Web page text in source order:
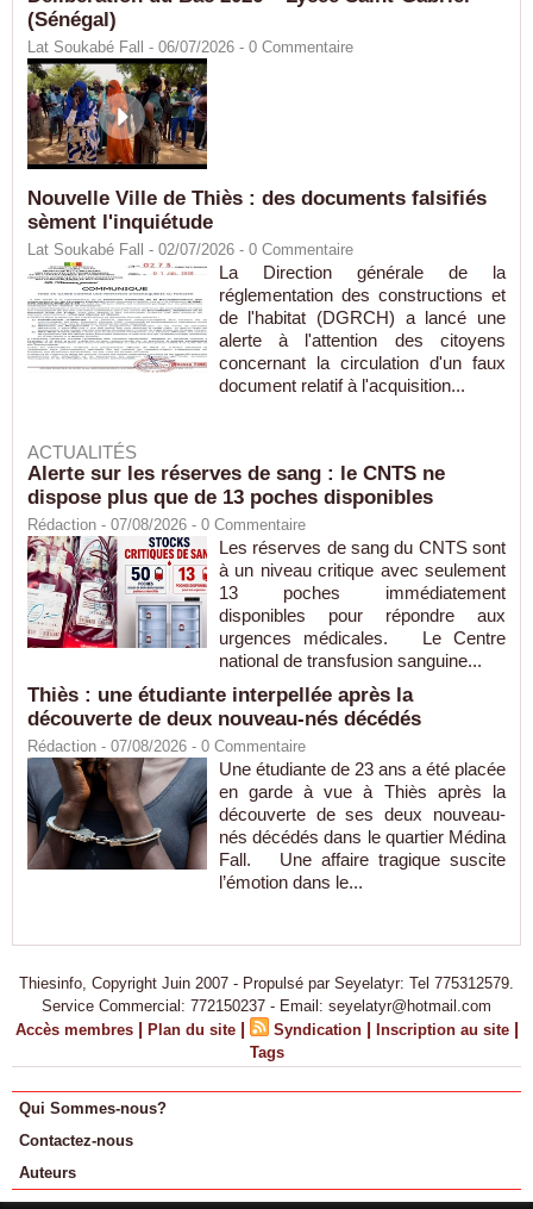
(Sénégal)
Lat Soukabé Fall - 06/07/2026 - 0 Commentaire
Nouvelle Ville de Thiès : des documents falsifiés
sèment l'inquiétude
Lat Soukabé Fall - 02/07/2026 - 0 Commentaire
La Direction générale de la
réglementation des constructions et
de l'habitat (DGRCH) a lancé une
alerte à l'attention des citoyens
concernant la circulation d'un faux
document relatif à l'acquisition...
ACTUALITÉS
Alerte sur les réserves de sang : le CNTS ne
dispose plus que de 13 poches disponibles
Rédaction - 07/08/2026 - 0 Commentaire
Les réserves de sang du CNTS sont
à un niveau critique avec seulement
13 poches immédiatement
disponibles pour répondre aux
urgences médicales. Le Centre
national de transfusion sanguine...
Thiès : une étudiante interpellée après la
découverte de deux nouveau-nés décédés
Rédaction - 07/08/2026 - 0 Commentaire
Une étudiante de 23 ans a été placée
en garde à vue à Thiès après la
découverte de ses deux nouveau-
nés décédés dans le quartier Médina
Fall. Une affaire tragique suscite
l’émotion dans le...
Thiesinfo, Copyright Juin 2007 - Propulsé par Seyelatyr: Tel 775312579.
Service Commercial: 772150237 - Email: seyelatyr@hotmail.com
Accès membres | Plan du site | Syndication | Inscription au site |
Tags
Qui Sommes-nous?
Contactez-nous
Auteurs